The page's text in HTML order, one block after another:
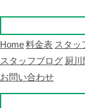
Home料金表 スタッ
スタッフブログ 厨
お問い合わせ